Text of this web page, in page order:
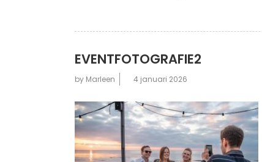
EVENTFOTOGRAFIE2
by Marleen 4 januari 2026